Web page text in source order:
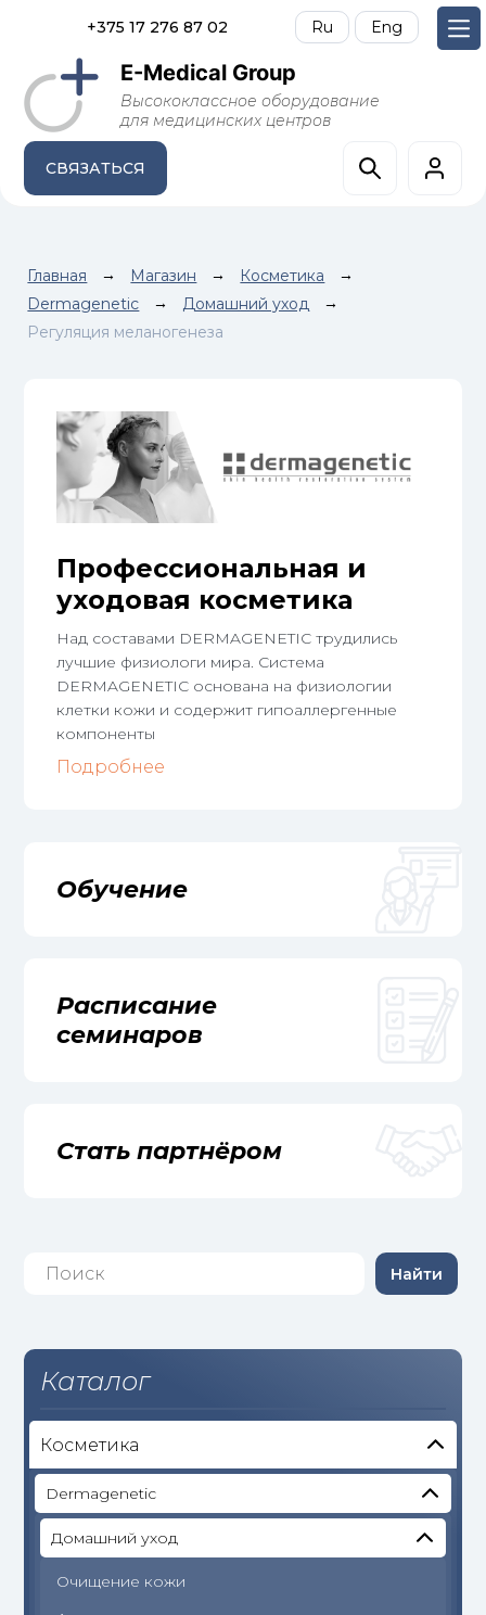
+375 17 276 87 02 Ru Eng
E-Medical Group
Высококлассное оборудование
для медицинских центров
СВЯЗАТЬСЯ
Главная → Магазин → Косметика →
Dermagenetic → Домашний уход →
Регуляция меланогенеза
Профессиональная и
уходовая косметика
Над составами DERMAGENETIC трудились
лучшие физиологи мира. Система
DERMAGENETIC основана на физиологии
клетки кожи и содержит гипоаллергенные
компоненты
Подробнее
Обучение
Расписание
семинаров
Стать партнёром
Найти
Каталог
Косметика
Dermagenetic
Домашний уход
Очищение кожи